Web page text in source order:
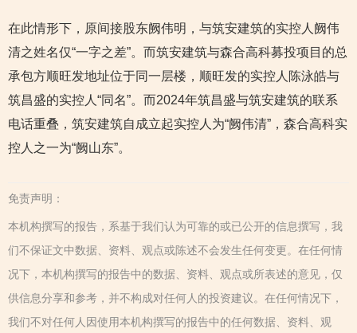
在此情形下，原间接股东阙伟明，与筑安建筑的实控人阙伟
清之姓名仅“一字之差”。而筑安建筑与森合高科募投项目的总
承包方顺旺发地址位于同一层楼，顺旺发的实控人陈泳皓与
筑昌盛的实控人“同名”。而2024年筑昌盛与筑安建筑的联系
电话重叠，筑安建筑自成立起实控人为“阙伟清”，森合高科实
控人之一为“阙山东”。
免责声明：
本机构撰写的报告，系基于我们认为可靠的或已公开的信息撰写，我
们不保证文中数据、资料、观点或陈述不会发生任何变更。在任何情
况下，本机构撰写的报告中的数据、资料、观点或所表述的意见，仅
供信息分享和参考，并不构成对任何人的投资建议。在任何情况下，
我们不对任何人因使用本机构撰写的报告中的任何数据、资料、观